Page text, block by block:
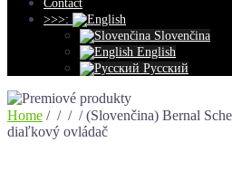
Contact
>>>:
Slovenčina
English
Русский
Home / / / / (Slovenčina) Bernal
diaľkový ovládač